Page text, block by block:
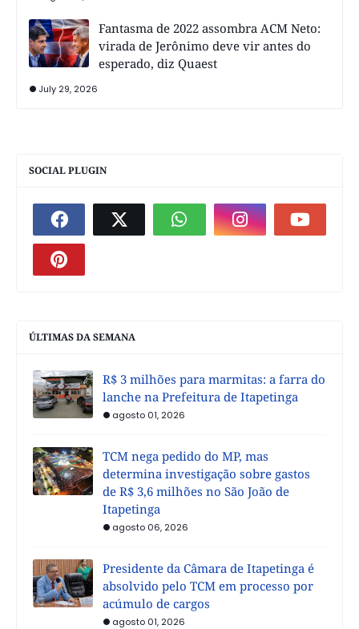
Fantasma de 2022 assombra ACM Neto:
virada de Jerônimo deve vir antes do
esperado, diz Quaest
July 29, 2026
SOCIAL PLUGIN
ÚLTIMAS DA SEMANA
R$ 3 milhões para marmitas: a farra do
lanche na Prefeitura de Itapetinga
agosto 01, 2026
TCM nega pedido do MP, mas
determina investigação sobre gastos
de R$ 3,6 milhões no São João de
Itapetinga
agosto 06, 2026
Presidente da Câmara de Itapetinga é
absolvido pelo TCM em processo por
acúmulo de cargos
agosto 01, 2026